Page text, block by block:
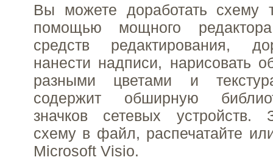
Вы можете доработать схему
помощью мощного
средств редактирования,
нанести надписи, нарисовать
разными цветами и
содержит обширную
значков сетевых устройств.
схему в файл, распечатайте
Microsoft Visio.